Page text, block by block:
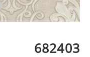
682403